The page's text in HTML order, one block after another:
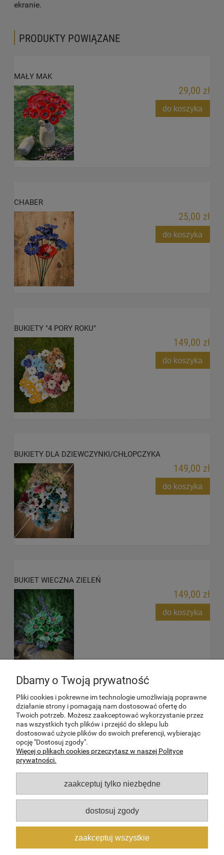
ekranie.
PRODUKTY POWIĄZANE
MAŁY MAK
29,00 zł
do koszyka
CHABER
25,00 zł
do koszyka
BUKIETY "4 PORY ROKU"
149,00 zł
do koszyka
BUKIETY DLA DZIEWCZYNKI/CHŁOPCZYKA
149,00 zł
do koszyka
BUKIET WIECZNA ZIELEŃ
149,00 zł
do koszyka
TWOJE KONTO
SPRAWY FORMALNE
O NAS
Ceramicznej
Wszystkie prawa zastrzeżone
Dbamy o Twoją prywatność
Pliki cookies i pokrewne im technologie umożliwiają poprawne
działanie strony i pomagają nam dostosować ofertę do
Twoich potrzeb. Możesz zaakceptować wykorzystanie przez
nas wszystkich tych plików i przejść do sklepu lub
dostosować użycie plików do swoich preferencji, wybierając
opcję "Dostosuj zgody".
Więcej o plikach cookies przeczytasz w naszej Polityce
prywatności.
zaakceptuj tylko niezbędne
dostosuj zgody
zaakceptuj wszystkie